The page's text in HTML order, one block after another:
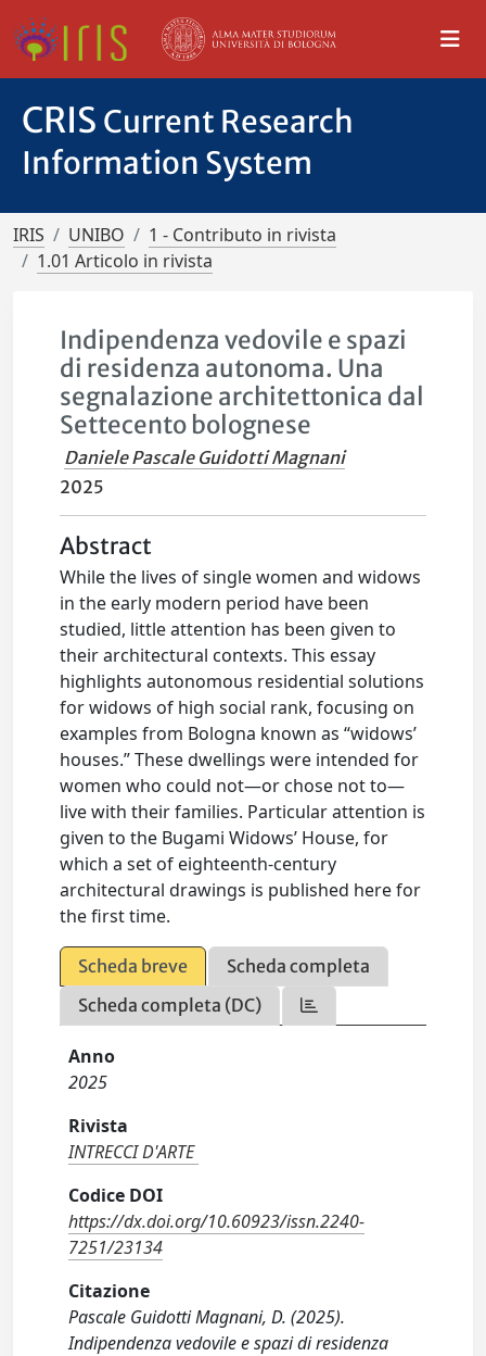
CRIS Current Research
Information System
IRIS UNIBO
1 - Contributo in rivista
1.01 Articolo in rivista
Indipendenza vedovile e spazi
di residenza autonoma. Una
segnalazione architettonica dal
Settecento bolognese
Daniele Pascale Guidotti Magnani
2025
Abstract
While the lives of single women and widows
in the early modern period have been
studied, little attention has been given to
their architectural contexts. This essay
highlights autonomous residential solutions
for widows of high social rank, focusing on
examples from Bologna known as “widows’
houses.” These dwellings were intended for
women who could not—or chose not to—
live with their families. Particular attention is
given to the Bugami Widows’ House, for
which a set of eighteenth-century
architectural drawings is published here for
the first time.
Scheda breve
Scheda completa
Scheda completa (DC)
Anno
2025
Rivista
INTRECCI D'ARTE
Codice DOI
https://dx.doi.org/10.60923/issn.2240-
7251/23134
Citazione
Pascale Guidotti Magnani, D. (2025).
Indipendenza vedovile e spazi di residenza